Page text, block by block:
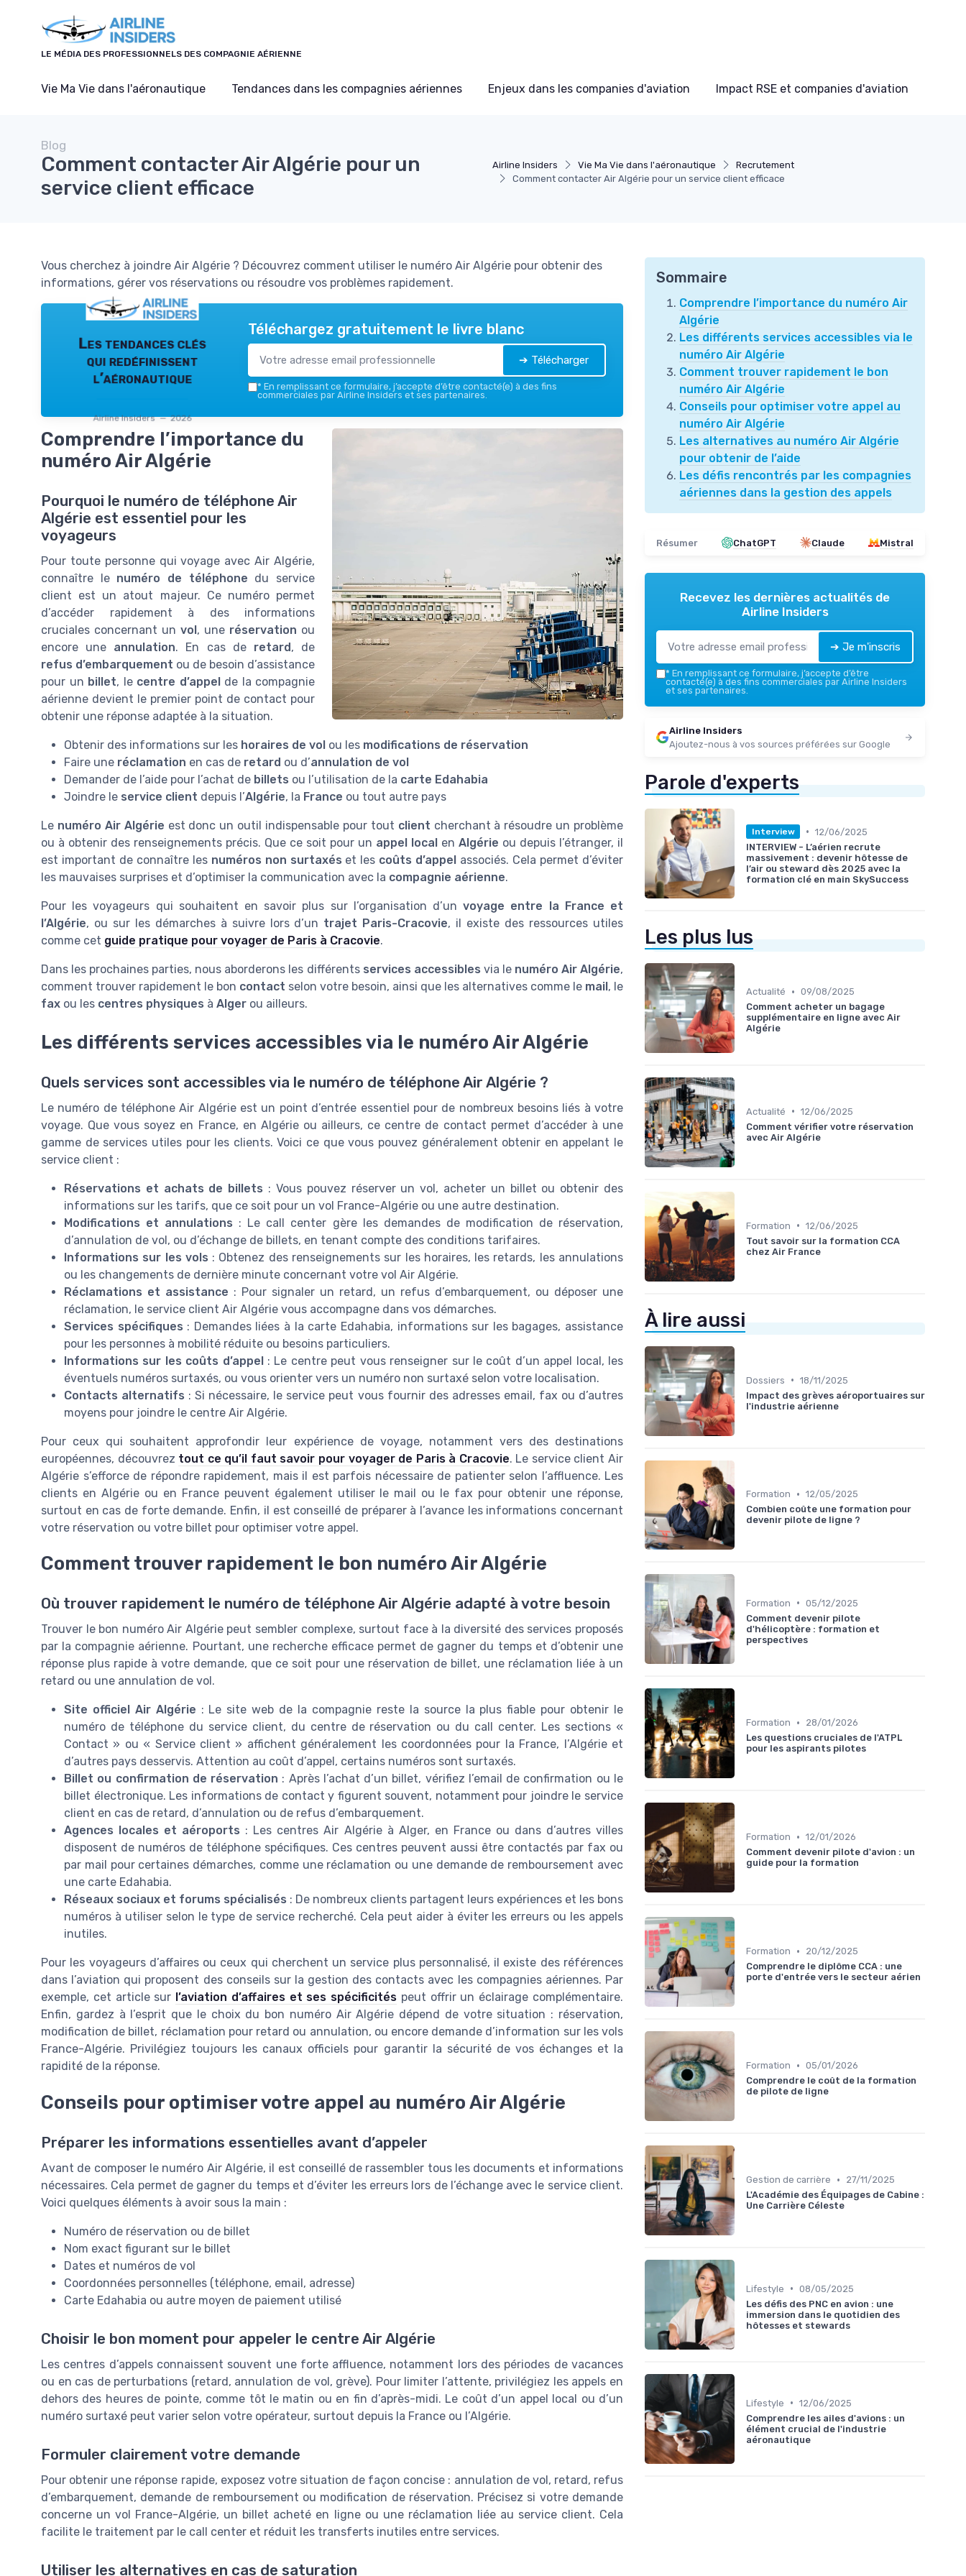
LE MÉDIA DES PROFESSIONNELS DES COMPAGNIE AÉRIENNE
Vie Ma Vie dans l'aéronautique Tendances dans les compagnies aériennes Enjeux dans les companies d'aviation Impact RSE et companies d'aviation
Airline Insiders Vie Ma Vie dans l'aéronautique
Recrutement
Comment contacter Air Algérie pour un service client efficace
Blog
Comment contacter Air Algérie pour un
service client efficace
Vous cherchez à joindre Air Algérie ? Découvrez comment utiliser le numéro Air Algérie pour obtenir des
informations, gérer vos réservations ou résoudre vos problèmes rapidement.
Les tendances clés
qui redéfinissent
l’aéronautique
Airline Insiders — 2026
Téléchargez gratuitement le livre blanc
➔ Télécharger
* En remplissant ce formulaire, j’accepte d’être contacté(e) à des fins
commerciales par Airline Insiders et ses partenaires.
Comprendre l’importance du
numéro Air Algérie
Pourquoi le numéro de téléphone Air
Algérie est essentiel pour les
voyageurs
Pour toute personne qui voyage avec Air Algérie,
connaître le numéro de téléphone du service
client est un atout majeur. Ce numéro permet
d’accéder rapidement à des informations
cruciales concernant un vol, une réservation ou
encore une annulation. En cas de retard, de
refus d’embarquement ou de besoin d’assistance
pour un billet, le centre d’appelde la compagnie
aérienne devient le premier point de contact pour
obtenir une réponse adaptée à la situation.
Obtenir des informations sur les horaires de vol ou les modifications de réservation
Faire une réclamation en cas de retard ou d’annulation de vol
Demander de l’aide pour l’achat de billets ou l’utilisation de la carte Edahabia
Joindre le service client depuis l’Algérie, la France ou tout autre pays
Le numéro Air Algérie est donc un outil indispensable pour tout client cherchant à résoudre un problème
ou à obtenir des renseignements précis. Que ce soit pour un appel local en Algérie ou depuis l’étranger, il
est important de connaître les numéros non surtaxés et les coûts d’appel associés. Cela permet d’éviter
les mauvaises surprises et d’optimiser la communication avec la compagnie aérienne.
Pour les voyageurs qui souhaitent en savoir plus sur l’organisation d’unvoyage entre la France et
l’Algérie, ou sur les démarches à suivre lors d’un trajet Paris-Cracovie, il existe des ressources utiles
comme cet guide pratique pour voyager de Paris à Cracovie.
Dans les prochaines parties, nous aborderons les différents services accessibles via le numéro Air Algérie,
comment trouver rapidement le bon contact selon votre besoin, ainsi que les alternatives comme le mail, le
fax ou les centres physiques à Alger ou ailleurs.
Les différents services accessibles via le numéro Air Algérie
Quels services sont accessibles via le numéro de téléphone Air Algérie ?
Le numéro de téléphone Air Algérie est un point d’entrée essentiel pour de nombreux besoins liés à votre
voyage. Que vous soyez en France, en Algérie ou ailleurs, ce centre de contact permet d’accéder à une
gamme de services utiles pour les clients. Voici ce que vous pouvez généralement obtenir en appelant le
service client :
Réservations et achats de billets : Vous pouvez réserver un vol, acheter un billet ou obtenir des
informations sur les tarifs, que ce soit pour un vol France-Algérie ou une autre destination.
Modifications et annulations : Le call center gère les demandes de modification de réservation,
d’annulation de vol, ou d’échange de billets, en tenant compte des conditions tarifaires.
Informations sur les vols : Obtenez des renseignements sur les horaires, les retards, les annulations
ou les changements de dernière minute concernant votre vol Air Algérie.
Réclamations et assistance : Pour signaler un retard, un refus d’embarquement, ou déposer une
réclamation, le service client Air Algérie vous accompagne dans vos démarches.
Services spécifiques : Demandes liées à la carte Edahabia, informations sur les bagages, assistance
pour les personnes à mobilité réduite ou besoins particuliers.
Informations sur les coûts d’appel: Le centre peut vous renseigner sur le coût d’un appel local, les
éventuels numéros surtaxés, ou vous orienter vers un numéro non surtaxé selon votre localisation.
Contacts alternatifs : Si nécessaire, le service peut vous fournir des adresses email, fax ou d’autres
moyens pour joindre le centre Air Algérie.
Pour ceux qui souhaitent approfondir leur expérience de voyage, notamment vers des destinations
européennes, découvrez tout ce qu’il faut savoir pour voyager de Paris à Cracovie. Le service client Air
Algérie s’efforce de répondre rapidement, mais il est parfois nécessaire de patienter selon l’affluence. Les
clients en Algérie ou en France peuvent également utiliser le mail ou le fax pour obtenir une réponse,
surtout en cas de forte demande. Enfin, il est conseillé de préparer à l’avance les informations concernant
votre réservation ou votre billet pour optimiser votre appel.
Comment trouver rapidement le bon numéro Air Algérie
Où trouver rapidement le numéro de téléphone Air Algérie adapté à votre besoin
Trouver le bon numéro Air Algérie peut sembler complexe, surtout face à la diversité des services proposés
par la compagnie aérienne. Pourtant, une recherche efficace permet de gagner du temps et d’obtenir une
réponse plus rapide à votre demande, que ce soit pour une réservation de billet, une réclamation liée à un
retard ou une annulation de vol.
Site officiel Air Algérie : Le site web de la compagnie reste la source la plus fiable pour obtenir le
numéro de téléphone du service client, du centre de réservation ou du call center. Les sections «
Contact » ou « Service client » affichent généralement les coordonnées pour la France, l’Algérie et
d’autres pays desservis. Attention au coût d’appel, certains numéros sont surtaxés.
Billet ou confirmation de réservation : Après l’achat d’un billet, vérifiez l’email de confirmation ou le
billet électronique. Les informations de contact y figurent souvent, notamment pour joindre le service
client en cas de retard, d’annulation ou de refus d’embarquement.
Agences locales et aéroports : Les centres Air Algérie à Alger, en France ou dans d’autres villes
disposent de numéros de téléphone spécifiques. Ces centres peuvent aussi être contactés par fax ou
par mail pour certaines démarches, comme une réclamation ou une demande de remboursement avec
une carte Edahabia.
Réseaux sociaux et forums spécialisés : De nombreux clients partagent leurs expériences et les bons
numéros à utiliser selon le type de service recherché. Cela peut aider à éviter les erreurs ou les appels
inutiles.
Pour les voyageurs d’affaires ou ceux qui cherchent un service plus personnalisé, il existe des références
dans l’aviation qui proposent des conseils sur la gestion des contacts avec les compagnies aériennes. Par
exemple, cet article sur l’aviation d’affaires et ses spécificités peut offrir un éclairage complémentaire.
Enfin, gardez à l’esprit que le choix du bon numéro Air Algérie dépend de votre situation : réservation,
modification de billet, réclamation pour retard ou annulation, ou encore demande d’information sur les vols
France-Algérie. Privilégiez toujours les canaux officiels pour garantir la sécurité de vos échanges et la
rapidité de la réponse.
Conseils pour optimiser votre appel au numéro Air Algérie
Préparer les informations essentielles avant d’appeler
Avant de composer le numéro Air Algérie, il est conseillé de rassembler tous les documents et informations
nécessaires. Cela permet de gagner du temps et d’éviter les erreurs lors de l’échange avec le service client.
Voici quelques éléments à avoir sous la main :
Numéro de réservation ou de billet
Nom exact figurant sur le billet
Dates et numéros de vol
Coordonnées personnelles (téléphone, email, adresse)
Carte Edahabia ou autre moyen de paiement utilisé
Choisir le bon moment pour appeler le centre Air Algérie
Les centres d’appels connaissent souvent une forte affluence, notamment lors des périodes de vacances
ou en cas de perturbations (retard, annulation de vol, grève). Pour limiter l’attente, privilégiez les appels en
dehors des heures de pointe, comme tôt le matin ou en fin d’après-midi. Le coût d’un appel local ou d’un
numéro surtaxé peut varier selon votre opérateur, surtout depuis la France ou l’Algérie.
Formuler clairement votre demande
Pour obtenir une réponse rapide, exposez votre situation de façon concise : annulation de vol, retard, refus
d’embarquement, demande de remboursement ou modification de réservation. Précisez si votre demande
concerne un vol France-Algérie, un billet acheté en ligne ou une réclamation liée au service client. Cela
facilite le traitement par le call center et réduit les transferts inutiles entre services.
Utiliser les alternatives en cas de saturation
Sommaire
Comprendre l’importance du numéro Air
Algérie
Les différents services accessibles via le
numéro Air Algérie
Comment trouver rapidement le bon
numéro Air Algérie
Conseils pour optimiser votre appel au
numéro Air Algérie
Les alternatives au numéro Air Algérie
pour obtenir de l’aide
Les défis rencontrés par les compagnies
aériennes dans la gestion des appels
Résumer ChatGPT Claude Mistral
Recevez les dernières actualités de
Airline Insiders
➔ Je m'inscris
* En remplissant ce formulaire, j’accepte d’être
contacté(e) à des fins commerciales par Airline Insiders
et ses partenaires.
Airline Insiders
Ajoutez-nous à vos sources préférées sur Google
Parole d'experts
Interview • 12/06/2025
INTERVIEW - L’aérien recrute
massivement : devenir hôtesse de
l’air ou steward dès 2025 avec la
formation clé en main SkySuccess
Les plus lus
Actualité • 09/08/2025
Comment acheter un bagage
supplémentaire en ligne avec Air
Algérie
Actualité • 12/06/2025
Comment vérifier votre réservation
avec Air Algérie
Formation • 12/06/2025
Tout savoir sur la formation CCA
chez Air France
À lire aussi
Dossiers • 18/11/2025
Impact des grèves aéroportuaires sur
l'industrie aérienne
Formation • 12/05/2025
Combien coûte une formation pour
devenir pilote de ligne ?
Formation • 05/12/2025
Comment devenir pilote
d'hélicoptère : formation et
perspectives
Formation •
28/01/2026
Les questions cruciales de l'ATPL
pour les aspirants pilotes
Formation • 12/01/2026
Comment devenir pilote d'avion : un
guide pour la formation
Formation •
20/12/2025
Comprendre le diplôme CCA : une
porte d'entrée vers le secteur aérien
Formation • 05/01/2026
Comprendre le coût de la formation
de pilote de ligne
Gestion de carrière •
27/11/2025
L'Académie des Équipages de Cabine :
Une Carrière Céleste
Lifestyle • 08/05/2025
Les défis des PNC en avion : une
immersion dans le quotidien des
hôtesses et stewards
Lifestyle • 12/06/2025
Comprendre les ailes d'avions : un
élément crucial de l'industrie
aéronautique